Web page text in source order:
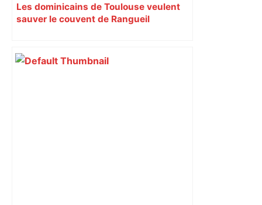
Les dominicains de Toulouse veulent
sauver le couvent de Rangueil